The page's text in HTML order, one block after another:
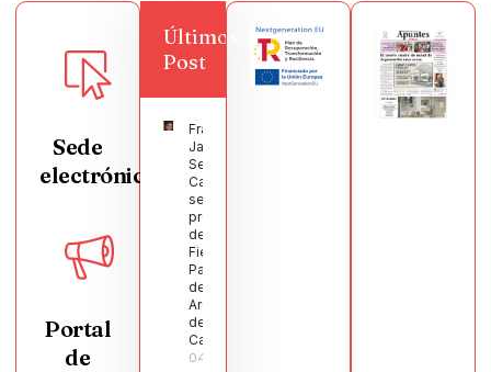
Sede
electrónica
Portal
de
Últimos
Post
Francisco
Javier
Segura
Castellanos
será el
pregonero
de las
Fiestas
Patronales
de
Argamasilla
de
Calatrava
04/08/2026